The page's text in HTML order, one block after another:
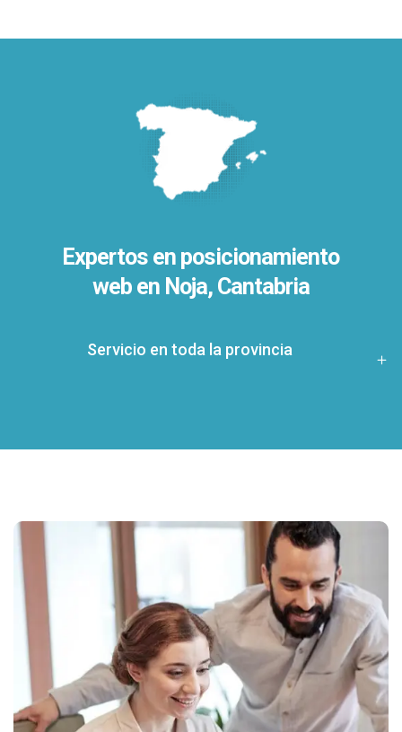
Expertos en posicionamiento
web en Noja, Cantabria
Servicio en toda la provincia